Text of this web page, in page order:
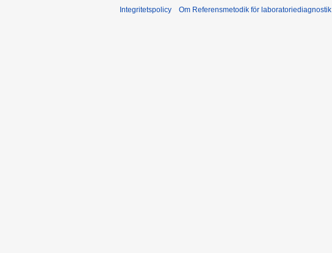
Integritetspolicy Om Referensmetodik för laboratoriediagnostik